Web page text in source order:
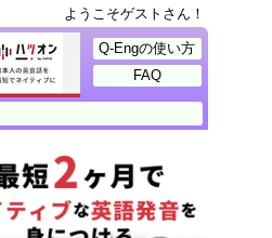
ようこそゲストさん！
Q-Engの使い方
FAQ